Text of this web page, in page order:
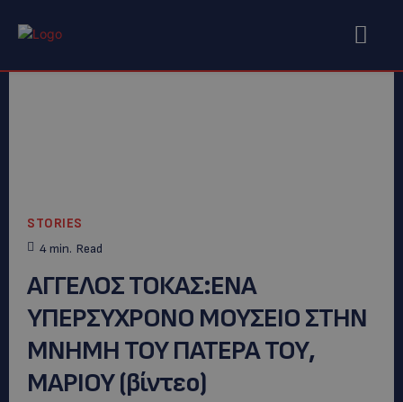
STORIES
4min. Read
ΑΓΓΕΛΟΣ ΤΟΚΑΣ:ΕΝΑ
ΥΠΕΡΣΥΧΡΟΝΟ ΜΟΥΣΕΙΟ ΣΤΗΝ
ΜΝΗΜΗ ΤΟΥ ΠΑΤΕΡΑ ΤΟΥ,
ΜΑΡΙΟΥ (βίντεο)